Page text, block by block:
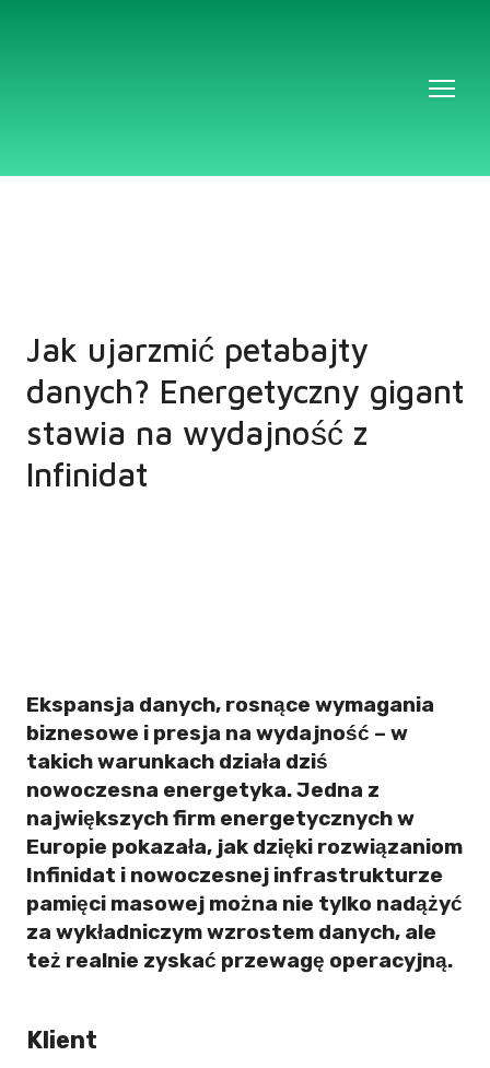
Jak ujarzmić petabajty
danych? Energetyczny gigant
stawia na wydajność z
Infinidat
Ekspansja danych, rosnące wymagania
biznesowe i presja na wydajność – w
takich warunkach działa dziś
nowoczesna energetyka. Jedna z
największych firm energetycznych w
Europie pokazała, jak dzięki rozwiązaniom
Infinidat i nowoczesnej infrastrukturze
pamięci masowej można nie tylko nadążyć
za wykładniczym wzrostem danych, ale
też realnie zyskać przewagę operacyjną.
Klient